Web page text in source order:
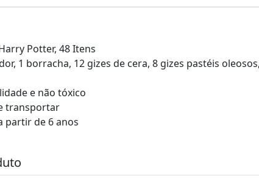
Potter, 48 Itens
1 borracha, 12 gizes de cera, 8 gizes pastéis
e não tóxico
transportar
partir de 6 anos